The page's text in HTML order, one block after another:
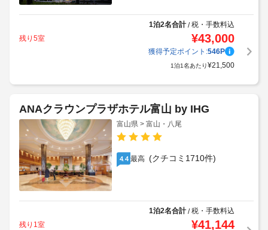
1泊2名合計/税・手数料込
残り5室
¥43,000
獲得予定ポイント:546P
1泊1名あたり¥21,500
ANAクラウンプラザホテル富山 by IHG
富山県 > 富山・八尾
4.4 最高 (クチコミ1710件)
1泊2名合計/税・手数料込
残り1室
¥41,144